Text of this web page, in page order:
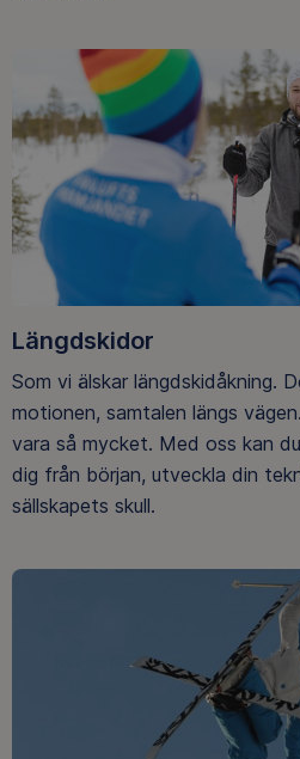
Längdskidor
Som vi älskar längdskidåkning.
motionen, samtalen längs
vara så mycket. Med oss kan
dig från början, utveckla din
sällskapets skull.